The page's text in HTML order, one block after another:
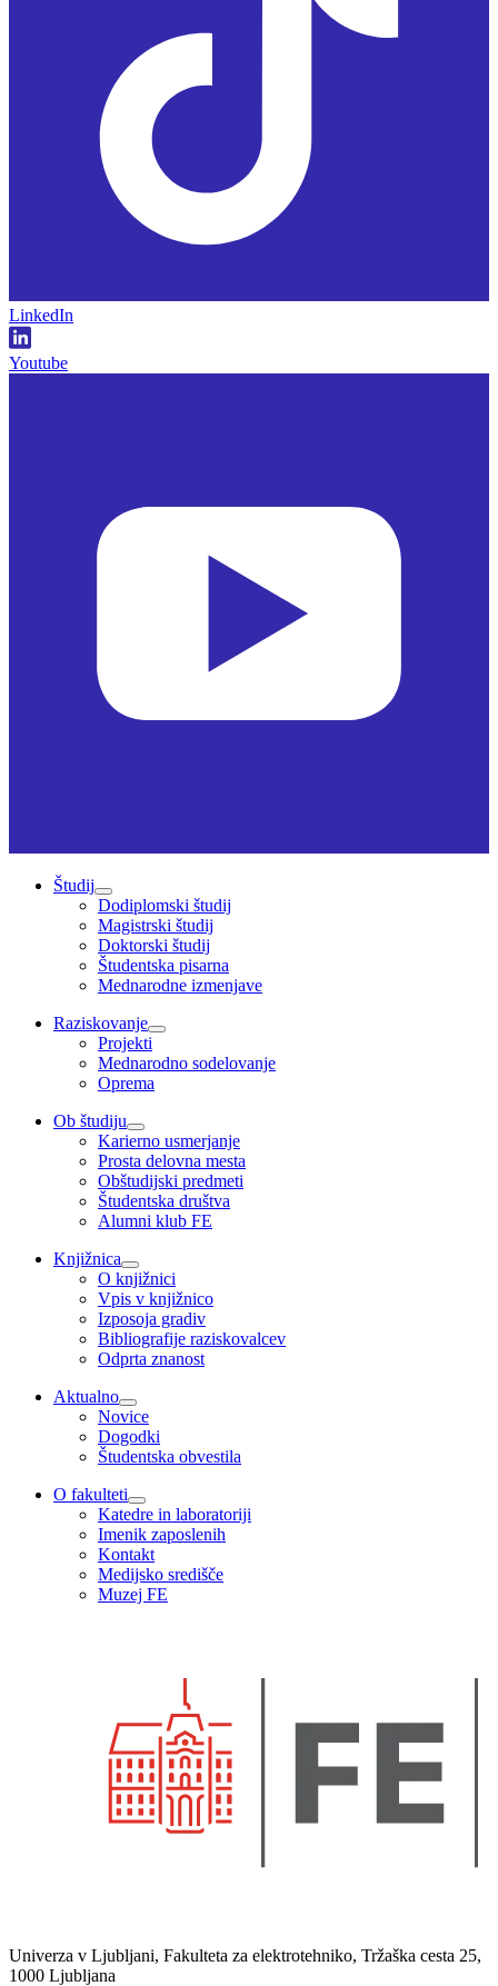
LinkedIn
Youtube
Študij
Dodiplomski študij
Magistrski študij
Doktorski študij
Študentska pisarna
Mednarodne izmenjave
Raziskovanje
Projekti
Mednarodno sodelovanje
Oprema
Ob študiju
Karierno usmerjanje
Prosta delovna mesta
Obštudijski predmeti
Študentska društva
Alumni klub FE
Knjižnica
O knjižnici
Vpis v knjižnico
Izposoja gradiv
Bibliografije raziskovalcev
Odprta znanost
Aktualno
Novice
Dogodki
Študentska obvestila
O fakulteti
Katedre in laboratoriji
Imenik zaposlenih
Kontakt
Medijsko središče
Muzej FE
Univerza v Ljubljani, Fakulteta za elektrotehniko, Tržaška cesta 25,
1000 Ljubljana